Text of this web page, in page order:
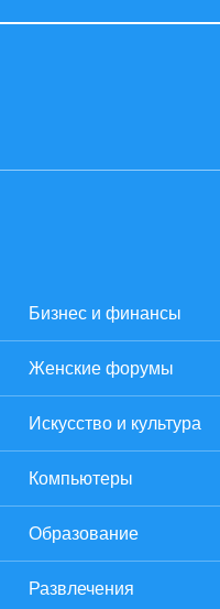
Бизнес и финансы
Женские форумы
Искусство и культура
Компьютеры
Образование
Развлечения